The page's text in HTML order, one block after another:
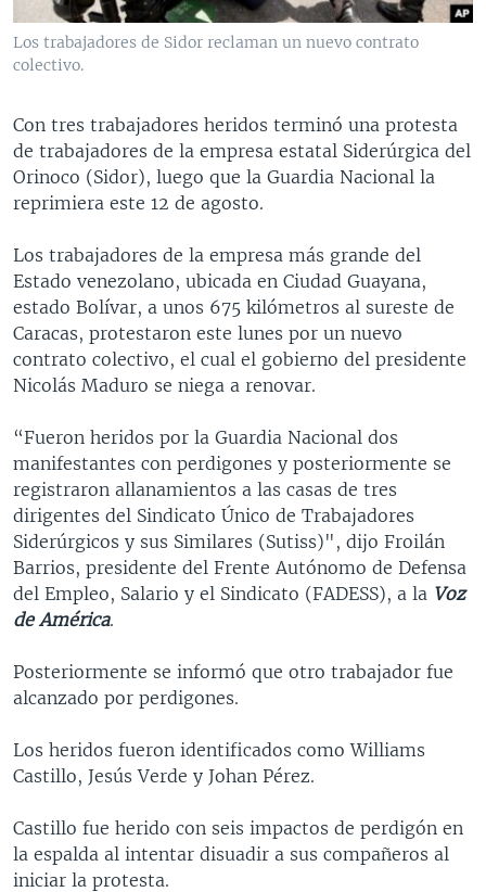
VENEZUELA
BRASIL
NICARAGUA
ECONOMÍA
ENTRETENIMIENTO Y CULTURA
DEPORTES
CIENCIA Y SALUD
MULTIMEDIA
VIDEOS
AUDIOS
PROGRAMAS TV
FORO INTERAMERICANO
VISIÓN 360
LAS CLAVES
PANORAMA
AVANCE INFORMATIVO
AUDIONOTICIAS
BUENOS DÍAS AMÉRICA
ESTADOS UNIDOS AL DÍA
EL MUNDO AL DÍA [RADIO]
FORO [RADIO]
DEPORTIVO INTERNACIONAL
ENTRETENIMIENTO
DIRECT
DOCUMENTALES DE LA VOA
SÍGANOS
Idiomas
Los trabajadores de Sidor reclaman un nuevo contrato
colectivo.
Con tres trabajadores heridos terminó una protesta
de trabajadores de la empresa estatal Siderúrgica del
Orinoco (Sidor), luego que la Guardia Nacional la
reprimiera este 12 de agosto.
Los trabajadores de la empresa más grande del
Estado venezolano, ubicada en Ciudad Guayana,
estado Bolívar, a unos 675 kilómetros al sureste de
Caracas, protestaron este lunes por un nuevo
contrato colectivo, el cual el gobierno del presidente
Nicolás Maduro se niega a renovar.
“Fueron heridos por la Guardia Nacional dos
manifestantes con perdigones y posteriormente se
registraron allanamientos a las casas de tres
dirigentes del Sindicato Único de Trabajadores
Siderúrgicos y sus Similares (Sutiss)", dijo Froilán
Barrios, presidente del Frente Autónomo de Defensa
del Empleo, Salario y el Sindicato (FADESS), a la Voz
de América.
Posteriormente se informó que otro trabajador fue
alcanzado por perdigones.
Los heridos fueron identificados como Williams
Castillo, Jesús Verde y Johan Pérez.
Castillo fue herido con seis impactos de perdigón en
la espalda al intentar disuadir a sus compañeros al
iniciar la protesta.